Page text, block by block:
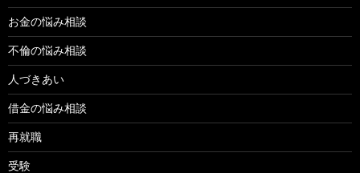
お金の悩み相談
不倫の悩み相談
人づきあい
借金の悩み相談
再就職
受験